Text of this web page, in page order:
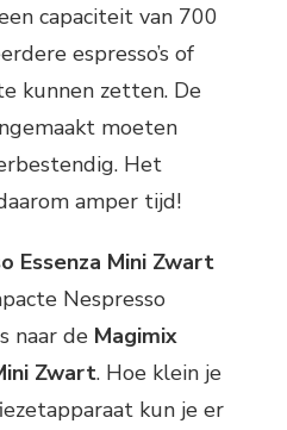
capaciteit van 700
espresso’s of
kunnen zetten. De
moeten
Het
amper tijd!
Essenza Mini Zwart
Nespresso
naar de Magimix
Zwart. Hoe klein je
kun je er